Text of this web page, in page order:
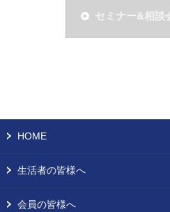
セミナー&相談
HOME
生活者の皆様へ
会員の皆様へ